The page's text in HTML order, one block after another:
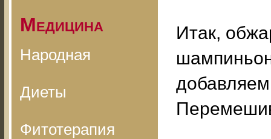
Медицина
Народная
Диеты
Фитотерапия
Итак,